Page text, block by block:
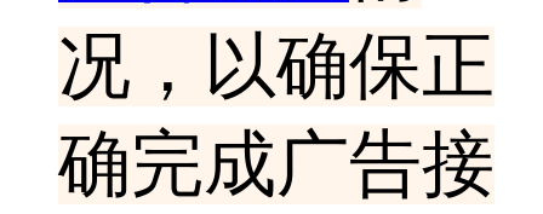
况，以确保正
确完成广告接